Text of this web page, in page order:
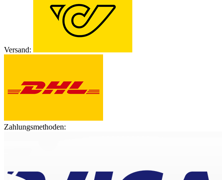
Versand:
Zahlungsmethoden: